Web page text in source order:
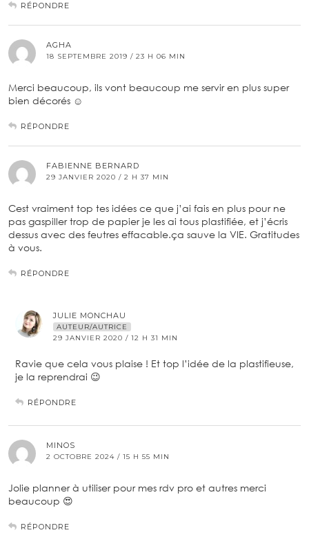
RÉPONDRE
AGHA
18 SEPTEMBRE 2019 / 23 H 06 MIN
Merci beaucoup, ils vont beaucoup me servir en plus super
bien décorés ☺️
RÉPONDRE
FABIENNE BERNARD
29 JANVIER 2020 / 2 H 37 MIN
Cest vraiment top tes idées ce que j’ai fais en plus pour ne
pas gaspiller trop de papier je les ai tous plastifiée, et j’écris
dessus avec des feutres effacable.ça sauve la VIE. Gratitudes
à vous.
RÉPONDRE
JULIE MONCHAU
AUTEUR/AUTRICE
29 JANVIER 2020 / 12 H 31 MIN
Ravie que cela vous plaise ! Et top l’idée de la plastifieuse,
je la reprendrai 😉
RÉPONDRE
MINOS
2 OCTOBRE 2024 / 15 H 55 MIN
Jolie planner à utiliser pour mes rdv pro et autres merci
beaucoup 😍
RÉPONDRE